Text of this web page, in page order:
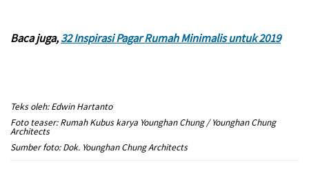
Baca juga,32 Inspirasi Pagar Rumah Minimalis untuk 2019
Teks oleh: Edwin Hartanto
Foto teaser: Rumah Kubus karya Younghan Chung / Younghan Chung
Architects
Sumber foto: Dok. Younghan Chung Architects